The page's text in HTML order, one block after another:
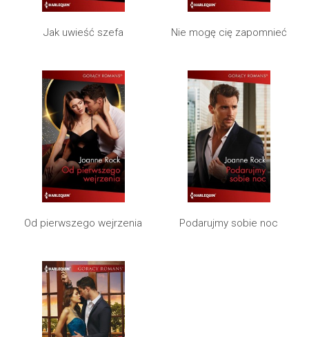
Jak uwieść szefa Nie mogę cię zapomnieć
Od pierwszego wejrzenia Podarujmy sobie noc